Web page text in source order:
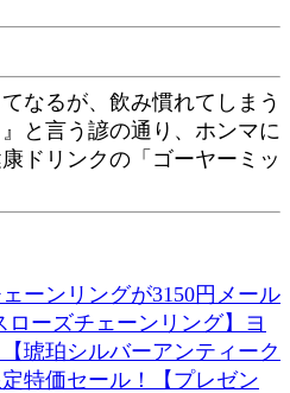
なるが、飲み慣れてしまう
と言う諺の通り、ホンマに
ドリンクの「ゴーヤーミッ
ーンリングが3150円メール
ローズチェーンリング】ヨ
琥珀シルバーアンティーク
特価セール！【プレゼン